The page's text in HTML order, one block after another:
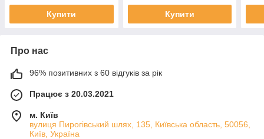
Купити Купити
Про нас
96% позитивних з 60 відгуків за рік
Працює з 20.03.2021
м. Київ
вулиця Пирогівський шлях, 135, Київська область, 50056,
Київ, Україна